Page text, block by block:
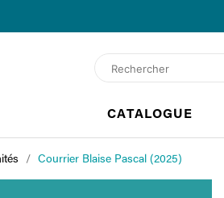
CATALOGUE
Courrier Blaise Pascal (2025)